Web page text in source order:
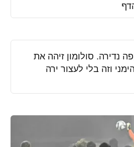
נדירה. סולומון זיהה את
וזה בלי לעצור ירה